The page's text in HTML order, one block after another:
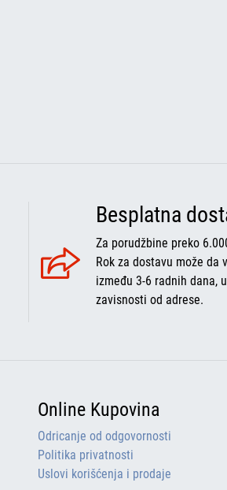
Besplatna
Za porudžbine preko
Rok za dostavu može da
između 3-6 radnih dana, u
zavisnosti od adrese.
Online Kupovina
Odricanje od odgovornosti
Politika privatnosti
Uslovi korišćenja i prodaje